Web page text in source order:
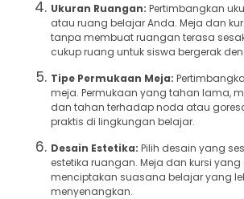
Ukuran Ruangan: Pertimbangkan
atau ruang belajar Anda. Meja dan
tanpa membuat ruangan terasa
cukup ruang untuk siswa bergerak
Tipe Permukaan Meja:
meja. Permukaan yang tahan lama,
dan tahan terhadap noda atau
praktis di lingkungan belajar.
Desain Estetika: Pilih desain yang
estetika ruangan. Meja dan kursi
menciptakan suasana belajar yang
menyenangkan.